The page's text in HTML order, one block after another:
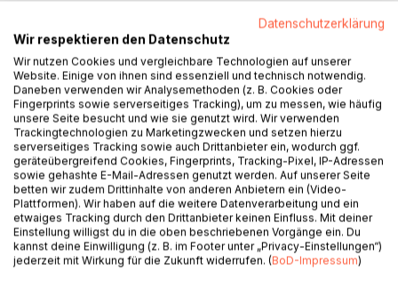
BESCHREIBUNG
Er sucht nach ihrer Liebe, doch sie weiß nicht einmal, dass
er existiert.
Für Veronica Wilson änderte sich alles. Einst schien sie ein
normales Leben zu führen, doch nachdem sie einen neuen
Datenschutzerklärung
Wir respektieren den Datenschutz
Wir nutzen Cookies und vergleichbare Technologien auf unserer
Website. Einige von ihnen sind essenziell und technisch notwendig.
Daneben verwenden wir Analysemethoden (z. B. Cookies oder
Fingerprints sowie serverseitiges Tracking), um zu messen, wie häufig
unsere Seite besucht und wie sie genutzt wird. Wir verwenden
Trackingtechnologien zu Marketingzwecken und setzen hierzu
serverseitiges Tracking sowie auch Drittanbieter ein, wodurch ggf.
geräteübergreifend Cookies, Fingerprints, Tracking-Pixel, IP-Adressen
sowie gehashte E-Mail-Adressen genutzt werden. Auf unserer Seite
betten wir zudem Drittinhalte von anderen Anbietern ein (Video-
Plattformen). Wir haben auf die weitere Datenverarbeitung und ein
etwaiges Tracking durch den Drittanbieter keinen Einfluss. Mit deiner
Einstellung willigst du in die oben beschriebenen Vorgänge ein. Du
kannst deine Einwilligung (z. B. im Footer unter „Privacy-Einstellungen“)
jederzeit mit Wirkung für die Zukunft widerrufen. (BoD-Impressum)